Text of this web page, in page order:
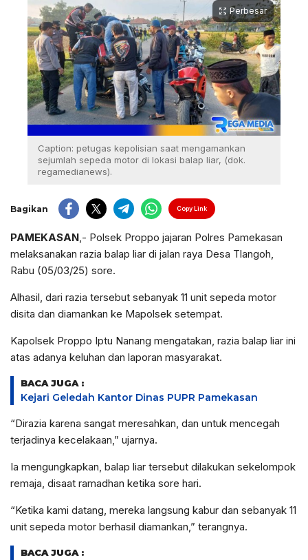
Perbesar
Caption: petugas kepolisian saat mengamankan
sejumlah sepeda motor di lokasi balap liar, (dok.
regamedianews).
Bagikan Copy Link
PAMEKASAN,- Polsek Proppo jajaran Polres Pamekasan
melaksanakan razia balap liar di jalan raya Desa Tlangoh,
Rabu (05/03/25) sore.
Alhasil, dari razia tersebut sebanyak 11 unit sepeda motor
disita dan diamankan ke Mapolsek setempat.
Kapolsek Proppo Iptu Nanang mengatakan, razia balap liar ini
atas adanya keluhan dan laporan masyarakat.
BACA JUGA :
Kejari Geledah Kantor Dinas PUPR Pamekasan
“Dirazia karena sangat meresahkan, dan untuk mencegah
terjadinya kecelakaan,” ujarnya.
Ia mengungkapkan, balap liar tersebut dilakukan sekelompok
remaja, disaat ramadhan ketika sore hari.
“Ketika kami datang, mereka langsung kabur dan sebanyak 11
unit sepeda motor berhasil diamankan,” terangnya.
BACA JUGA :